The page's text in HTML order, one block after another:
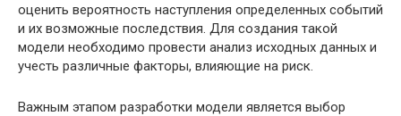
оценить вероятность наступления определенных событий
и их возможные последствия. Для создания такой
модели необходимо провести анализ исходных данных и
учесть различные факторы, влияющие на риск.
Важным этапом разработки модели является выбор